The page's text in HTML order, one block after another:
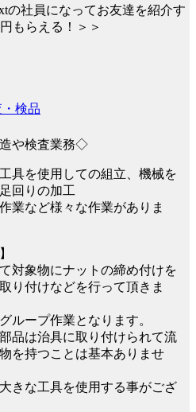
の社員になってお友達を紹介す
もらえる！＞＞
検品
や検査業務◇
具を使用しての組立、機械を
回りの加工
業など様々な作業がありま
対象物にナットの締め付けを
り付けなどを行って頂きま
ループ作業となります。
品は治具に取り付けられて流
を持つことは基本ありませ
きな工具を使用する事がござ